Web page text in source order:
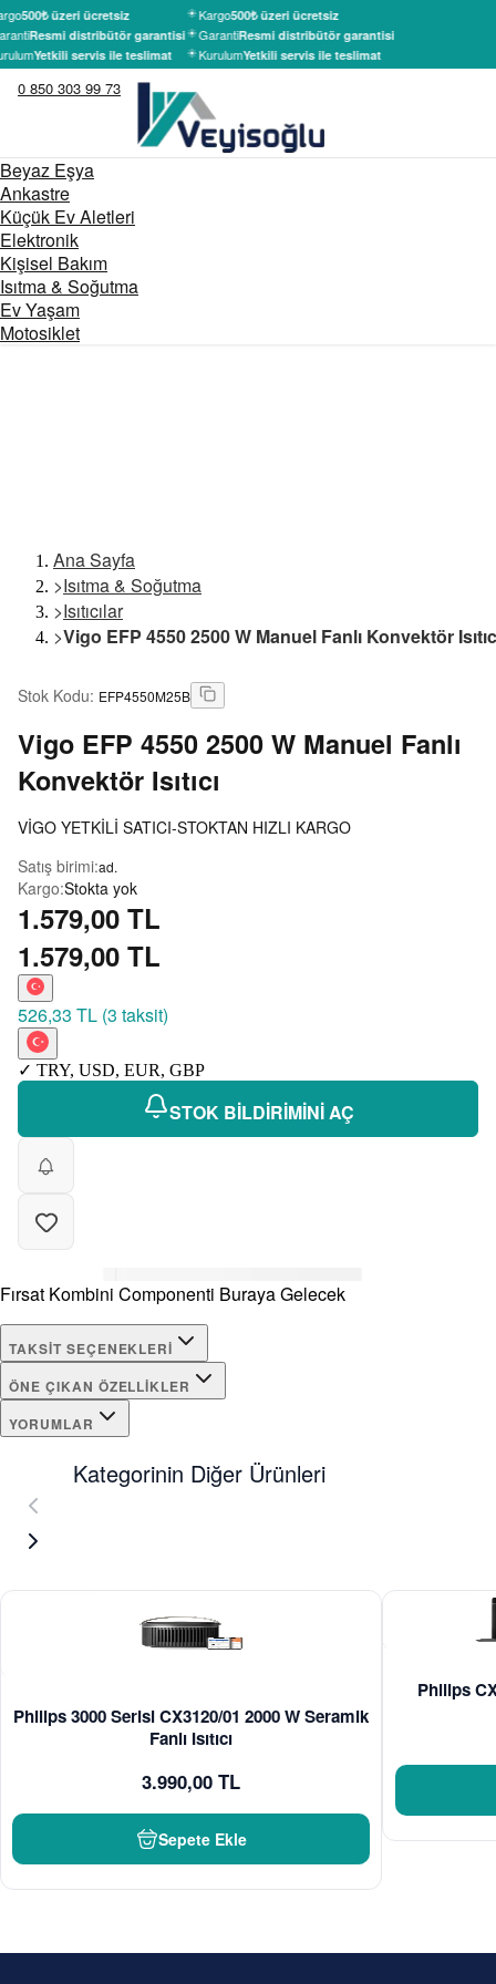
500₺ üzeri ücretsiz
Resmi distribütör garantisi
Yetkili servis ile teslimat
Kargo500₺ üzeri ücretsiz
GarantiResmi distribütör garantisi
KurulumYetkili servis ile teslimat
0 850 303 99 73
Beyaz Eşya
Ankastre
Küçük Ev Aletleri
Elektronik
Kişisel Bakım
Isıtma & Soğutma
Ev Yaşam
Motosiklet
Ana Sayfa
>Isıtma & Soğutma
>Isıtıcılar
>Vigo EFP 4550 2500 W Manuel Fanlı Konvektör
Stok Kodu: EFP4550M25B
Vigo EFP 4550 2500 W Manuel Fanlı
Konvektör Isıtıcı
VİGO YETKİLİ SATICI-STOKTAN HIZLI KARGO
Satış birimi:ad.
Kargo:Stokta yok
1.579,00 TL
1.579,00 TL
526,33 TL (3 taksit)
✓ TRY, USD, EUR, GBP
STOK BİLDİRİMİNİ AÇ
Fırsat Kombini Componenti Buraya Gelecek
TAKSIT SEÇENEKLERI
ÖNE ÇIKAN ÖZELLIKLER
YORUMLAR
Kategorinin Diğer Ürünleri
Philips 3000 Serisi CX3120/01 2000 W Seramik
Fanlı Isıtıcı
3.990,00 TL
Sepete Ekle
Philips